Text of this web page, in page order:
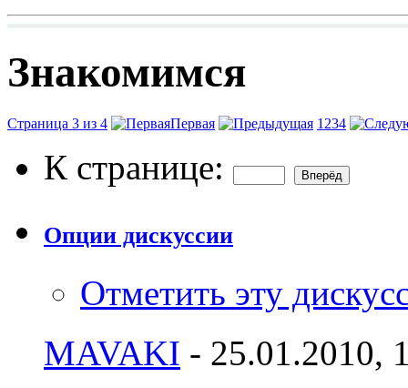
Знакомимся
Страница 3 из 4 Первая 1234
К странице:
Опции дискуссии
Отметить эту
MAVAKI - 25.01.2010,